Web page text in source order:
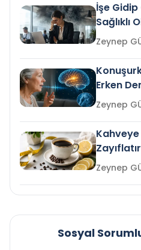
İşe
Sağlıklı
Gelir mi?
Erken
mi?
Kahveye
Sosyal